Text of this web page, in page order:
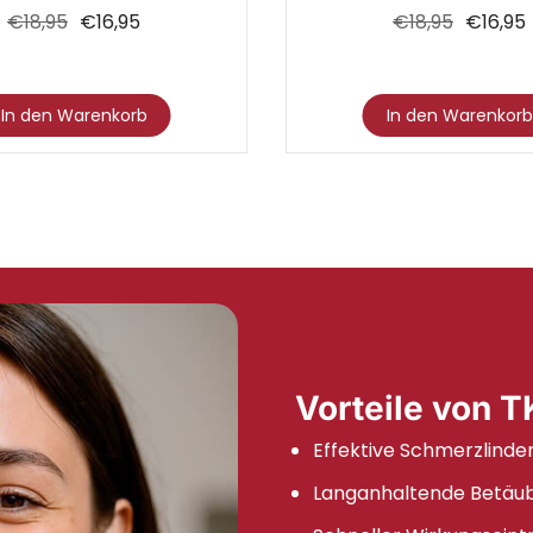
Bewertet mit
€18,95 €16,95
In den Warenkorb
Dieses
auf.
Die
gewählt
Bewertet
€18,95 €16,95
In den Warenkorb
Vorteile von
Effektive
Langanhaltende